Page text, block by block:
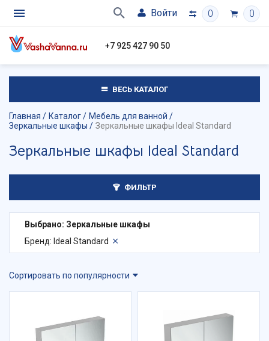
Войти 0 0
+7 925 427 90 50
ВЕСЬ КАТАЛОГ
Главная Каталог
Мебель для ванной
Зеркальные шкафы
Зеркальные шкафы Ideal Standard
Зеркальные шкафы Ideal Standard
ФИЛЬТР
Выбрано: Зеркальные шкафы
Бренд: Ideal Standard
Сортировать по популярности